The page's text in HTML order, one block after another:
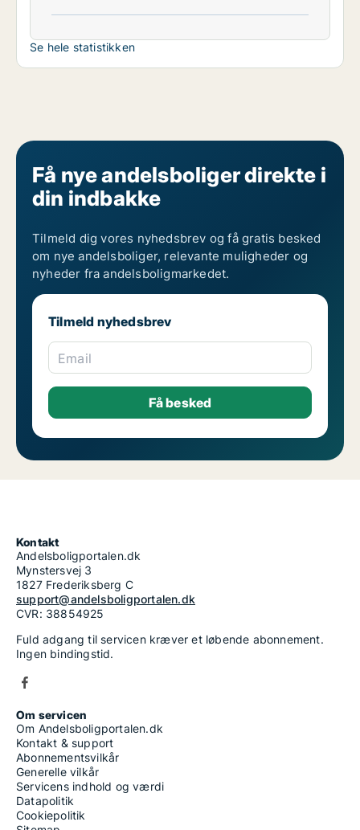
Se hele statistikken
Få nye andelsboliger direkte i
din indbakke
Tilmeld dig vores nyhedsbrev og få gratis besked
om nye andelsboliger, relevante muligheder og
nyheder fra andelsboligmarkedet.
Tilmeld nyhedsbrev
Email
Kontakt
Andelsboligportalen.dk
Mynstersvej 3
1827 Frederiksberg C
support@andelsboligportalen.dk
CVR: 38854925
Fuld adgang til servicen kræver et løbende abonnement.
Ingen bindingstid.
Om servicen
Om Andelsboligportalen.dk
Kontakt & support
Abonnementsvilkår
Generelle vilkår
Servicens indhold og værdi
Datapolitik
Cookiepolitik